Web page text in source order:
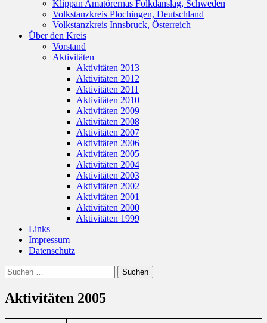
Klippan Amatörernas Folkdanslag, Schweden
Volkstanzkreis Plochingen, Deutschland
Volkstanzkreis Innsbruck, Österreich
Über den Kreis
Vorstand
Aktivitäten
Aktivitäten 2013
Aktivitäten 2012
Aktivitäten 2011
Aktivitäten 2010
Aktivitäten 2009
Aktivitäten 2008
Aktivitäten 2007
Aktivitäten 2006
Aktivitäten 2005
Aktivitäten 2004
Aktivitäten 2003
Aktivitäten 2002
Aktivitäten 2001
Aktivitäten 2000
Aktivitäten 1999
Links
Impressum
Datenschutz
Suchen
Suchen
nach:
Aktivitäten 2005